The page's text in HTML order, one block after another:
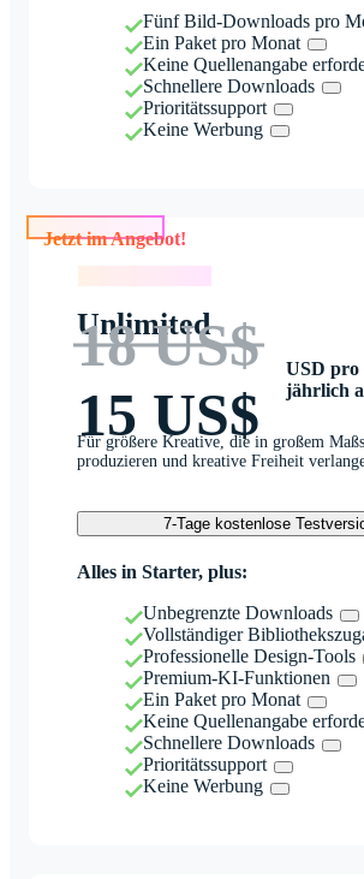
Fünf Bild-Downloads pro
Ein Paket pro Monat
Keine Quellenangabe
Schnellere Downloads
Prioritätssupport
Keine Werbung
Jetzt im Angebot!
Unlimited
18 US$
15 US$
USD pro
jährlich
Für größere Kreative, die in großem
produzieren und kreative Freiheit
7-Tage kostenlose
Alles in Starter, plus:
Unbegrenzte Downloads
Vollständiger
Professionelle Design-Tools
Premium-KI-Funktionen
Ein Paket pro Monat
Keine Quellenangabe
Schnellere Downloads
Prioritätssupport
Keine Werbung